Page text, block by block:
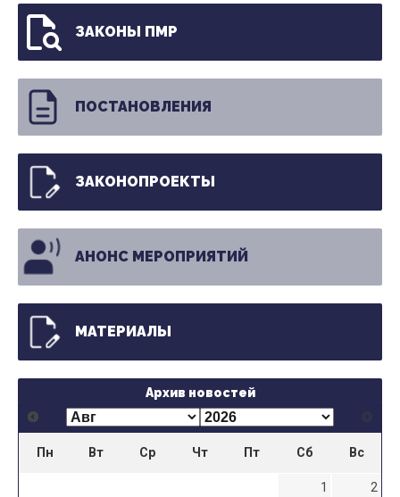
ЗАКОНЫ ПМР
ПОСТАНОВЛЕНИЯ
ЗАКОНОПРОЕКТЫ
АНОНС МЕРОПРИЯТИЙ
МАТЕРИАЛЫ
Архив новостей
Пн Вт Ср Чт Пт Сб Вс
1
2